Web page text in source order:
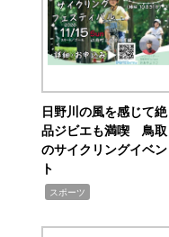
日野川の風を感じて絶
品ジビエも満喫 鳥取
のサイクリングイベン
ト
スポーツ